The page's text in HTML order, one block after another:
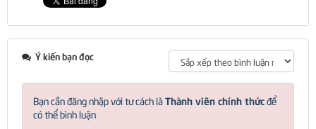
Ý kiến bạn đọc
Bạn cần đăng nhập với tư cách làThành viên chính thứcđể
có thể bình luận